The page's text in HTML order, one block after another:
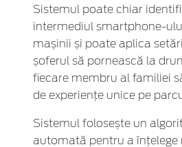
Sistemul poate chiar
intermediul smartphone-
mașinii și poate aplica
șoferul să pornească la
fiecare membru al familiei
de experiențe unice pe
Sistemul folosește un
automată pentru a înțelege